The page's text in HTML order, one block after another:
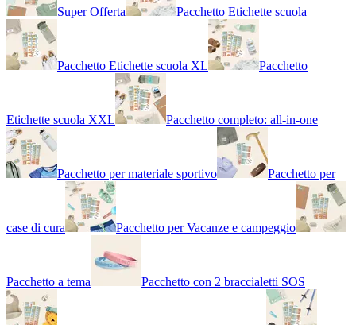
Super Offerta Pacchetto Etichette scuola
Pacchetto Etichette scuola XL Pacchetto
Etichette scuola XXL Pacchetto completo: all-in-one
Pacchetto per materiale sportivo Pacchetto per
case di cura Pacchetto per Vacanze e campeggio
Pacchetto a tema Pacchetto con 2 braccialetti SOS